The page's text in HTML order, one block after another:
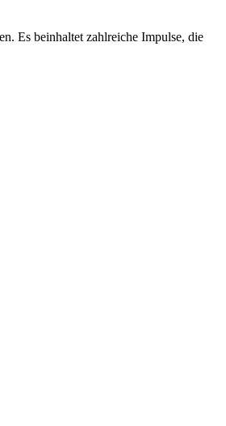
Es beinhaltet zahlreiche Impulse, die